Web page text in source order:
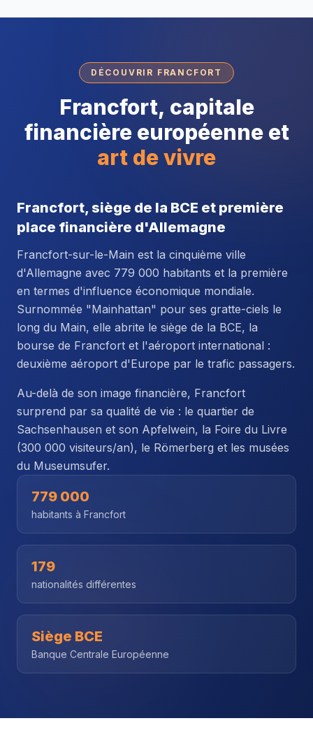
DÉCOUVRIR FRANCFORT
Francfort, capitale
financière européenne et
art de vivre
Francfort, siège de la BCE et première
place financière d'Allemagne
Francfort-sur-le-Main est la cinquième ville
d'Allemagne avec 779 000 habitants et la première
en termes d'influence économique mondiale.
Surnommée "Mainhattan" pour ses gratte-ciels le
long du Main, elle abrite le siège de la BCE, la
bourse de Francfort et l'aéroport international :
deuxième aéroport d'Europe par le trafic passagers.
Au-delà de son image financière, Francfort
surprend par sa qualité de vie : le quartier de
Sachsenhausen et son Apfelwein, la Foire du Livre
(300 000 visiteurs/an), le Römerberg et les musées
du Museumsufer.
779 000
habitants à Francfort
179
nationalités différentes
Siège BCE
Banque Centrale Européenne